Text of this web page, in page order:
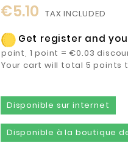
€5.10 TAX INCLUDED
Get register and
point, 1 point = €0.03
Your cart will total 5 points
Disponible sur internet
Disponible à la boutique